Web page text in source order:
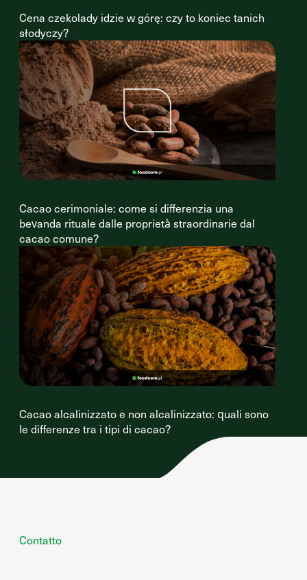
Cena czekolady idzie w górę: czy to koniec tanich
słodyczy?
Cacao cerimoniale: come si differenzia una
bevanda rituale dalle proprietà straordinarie dal
cacao comune?
Cacao alcalinizzato e non alcalinizzato: quali sono
le differenze tra i tipi di cacao?
Contatto